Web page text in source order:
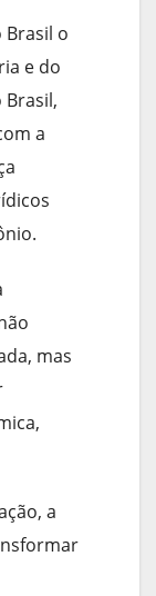
o
e do
a
mas
a